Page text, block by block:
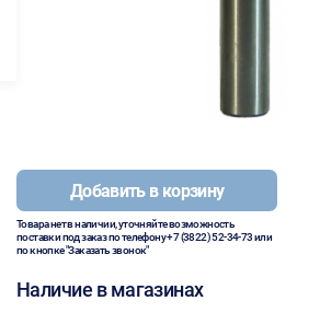
Добавить в корзину
Товара нет в наличии, уточняйте возможность
поставки под заказ по телефону+7 (3822) 52-34-73или
по кнопке "Заказать звонок"
Наличие в магазинах